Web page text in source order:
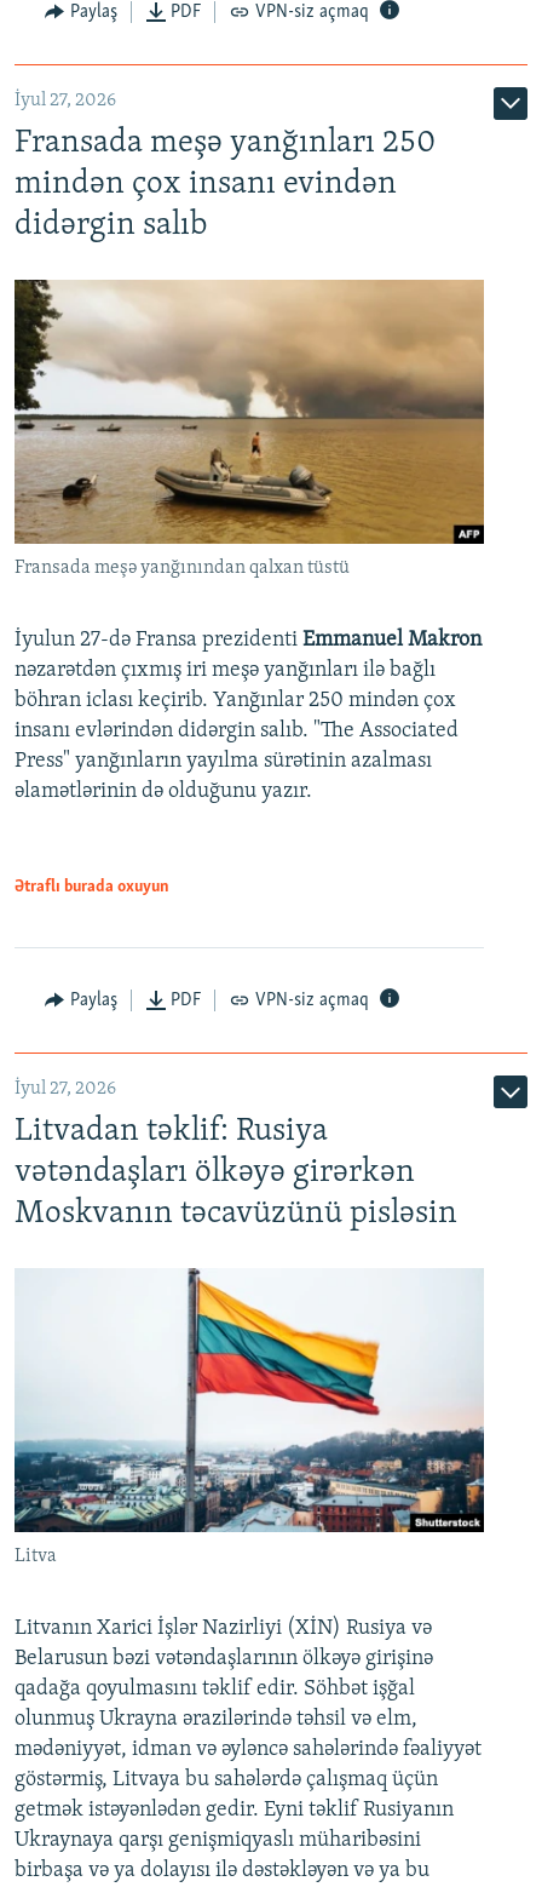
Paylaş PDF VPN-siz açmaq
İyul 27, 2026
Fransada meşə yanğınları 250
mindən çox insanı evindən
didərgin salıb
Fransada meşə yanğınından qalxan tüstü
İyulun 27-də Fransa prezidenti Emmanuel Makron
nəzarətdən çıxmış iri meşə yanğınları ilə bağlı
böhran iclası keçirib. Yanğınlar 250 mindən çox
insanı evlərindən didərgin salıb. "The Associated
Press" yanğınların yayılma sürətinin azalması
əlamətlərinin də olduğunu yazır.
Ətraflı burada oxuyun
Paylaş PDF VPN-siz açmaq
İyul 27, 2026
Litvadan təklif: Rusiya
vətəndaşları ölkəyə girərkən
Moskvanın təcavüzünü pisləsin
Litva
Litvanın Xarici İşlər Nazirliyi (XİN) Rusiya və
Belarusun bəzi vətəndaşlarının ölkəyə girişinə
qadağa qoyulmasını təklif edir. Söhbət işğal
olunmuş Ukrayna ərazilərində təhsil və elm,
mədəniyyət, idman və əyləncə sahələrində fəaliyyət
göstərmiş, Litvaya bu sahələrdə çalışmaq üçün
getmək istəyənlədən gedir. Eyni təklif Rusiyanın
Ukraynaya qarşı genişmiqyaslı müharibəsini
birbaşa və ya dolayısı ilə dəstəkləyən və ya bu